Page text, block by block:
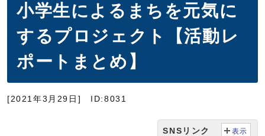
小学生によるまちを元気に
するプロジェクト【活動レ
ポートまとめ】
[2021年3月29日] ID:8031
SNSリンク 表示